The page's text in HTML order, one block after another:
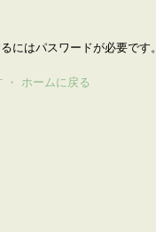
にはパスワードが必要です。
・ ホームに戻る